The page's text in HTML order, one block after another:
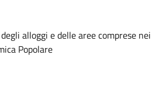
alloggi e delle aree comprese nei
Popolare